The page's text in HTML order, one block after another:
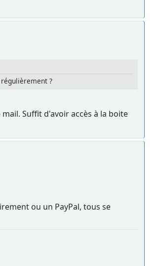
?
Suffit d'avoir accès à la boite
ou un PayPal, tous se